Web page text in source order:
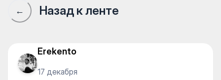
← Назад к ленте
Erekento
17 декабря